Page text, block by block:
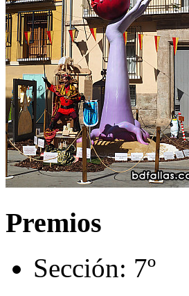
Premios
Sección: 7º